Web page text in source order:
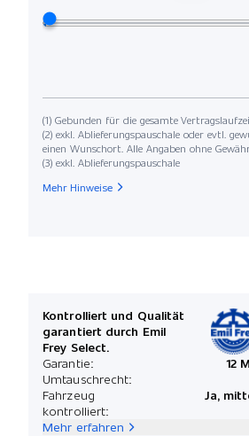
(1) Gebunden für die gesamte
(2) exkl. Ablieferungspauschale oder evtl.
einen Wunschort. Alle Angaben ohne
(3) exkl. Ablieferungspauschale
Mehr Hinweise
Kontrolliert und Qualität
garantiert durch Emil
Frey Select.
Garantie:
12
Umtauschrecht:
Fahrzeug
kontrolliert:
Ja,
Mehr erfahren